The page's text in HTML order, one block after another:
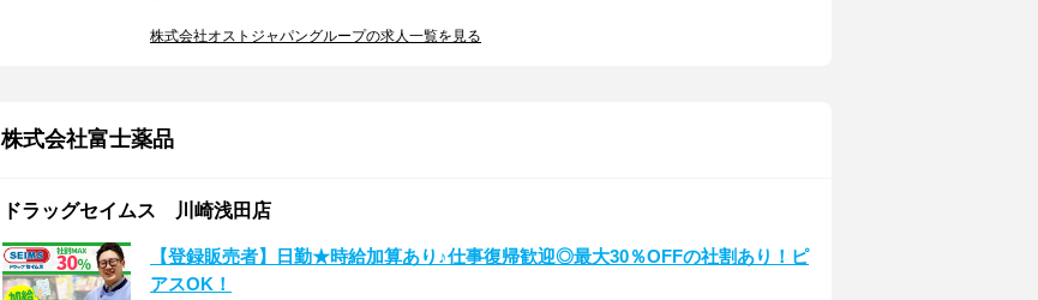
株式会社オストジャパングループの求人一覧を見る
株式会社富士薬品
ドラッグセイムス 川崎浅田店
【登録販売者】日勤★時給加算あり♪仕事復帰歓迎◎最大30％OFFの社割あり！ピ
アスOK！